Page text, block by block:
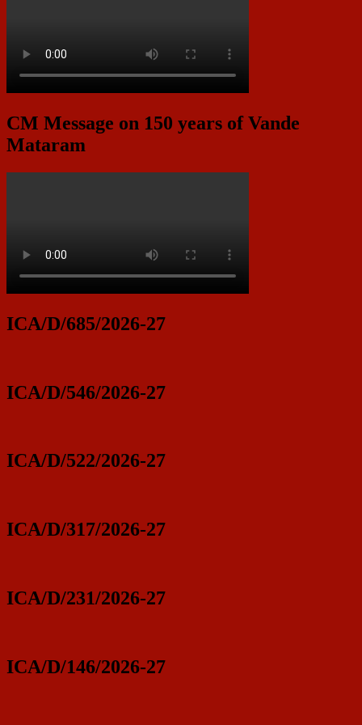
CM Message on 150 years of Vande
Mataram
ICA/D/685/2026-27
ICA/D/546/2026-27
ICA/D/522/2026-27
ICA/D/317/2026-27
ICA/D/231/2026-27
ICA/D/146/2026-27